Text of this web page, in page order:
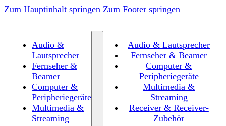
Zum Hauptinhalt springen Zum Footer springen
Audio &
Lautsprecher
Fernseher &
Beamer
Computer &
Peripheriegeräte
Multimedia &
Streaming
Audio & Lautsprecher
Fernseher & Beamer
Computer &
Peripheriegeräte
Multimedia &
Streaming
Receiver & Receiver-
Zubehör